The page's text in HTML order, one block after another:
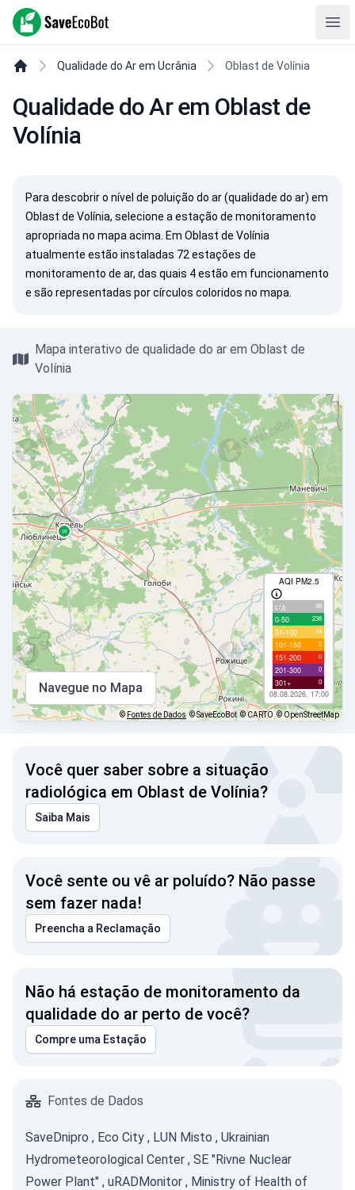
SaveEcoBot
Qualidade do Ar em Ucrânia Oblast de Volínia
Qualidade do Ar em Oblast de
Volínia
Para descobrir o nível de poluição do ar (qualidade do ar) em
Oblast de Volínia, selecione a estação de monitoramento
apropriada no mapa acima. Em Oblast de Volínia
atualmente estão instaladas 72 estações de
monitoramento de ar, das quais 4 estão em funcionamento
e são representadas por círculos coloridos no mapa.
Mapa interativo de qualidade do ar em Oblast de
Volínia
AQI PM2.5
с/д 98
0-50 238
51-100 14
101-150 0
151-200 0
201-300 0
301+ 0
08.08.2026, 17:00
Navegue no Mapa
© Fontes de Dados © SaveEcoBot © CARTO © OpenStreetMap
Você quer saber sobre a situação
radiológica em Oblast de Volínia?
Saiba Mais
Você sente ou vê ar poluído? Não passe
sem fazer nada!
Preencha a Reclamação
Não há estação de monitoramento da
qualidade do ar perto de você?
Compre uma Estação
Fontes de Dados
SaveDnipro , Eco City , LUN Misto , Ukrainian
Hydrometeorological Center , SE "Rivne Nuclear
Power Plant" , uRADMonitor , Ministry of Health of